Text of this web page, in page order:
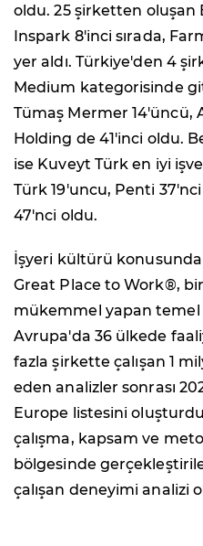
oldu. 25 şirketten oluşan
Inspark 8'inci sırada,
yer aldı. Türkiye'den 4
Medium kategorisinde
Tümaş Mermer 14'üncü,
Holding de 41'inci oldu.
ise Kuveyt Türk en iyi
Türk 19'uncu, Penti
47'nci oldu.
İşyeri kültürü
Great Place to Work®,
mükemmel yapan temel
Avrupa'da 36 ülkede
fazla şirkette çalışan 1
eden analizler sonrası
Europe listesini
çalışma, kapsam ve
bölgesinde
çalışan deneyimi analizi